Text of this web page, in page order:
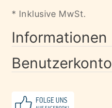
* Inklusive MwSt.
Informationen
Benutzerkonto